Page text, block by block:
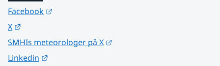
Facebook
X
SMHIs meteorologer på X
Linkedin